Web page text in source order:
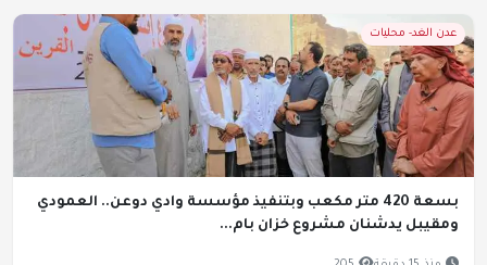
عدن الغد- محليات
بسعة 420 متر مكعب وبتنفيذ مؤسسة وادي دوعن.. العمودي
ومقيبل يدشنان مشروع خزان بام...